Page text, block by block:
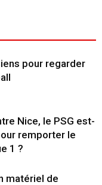
pour regarder
Nice, le PSG est-
remporter le
1 ?
matériel de